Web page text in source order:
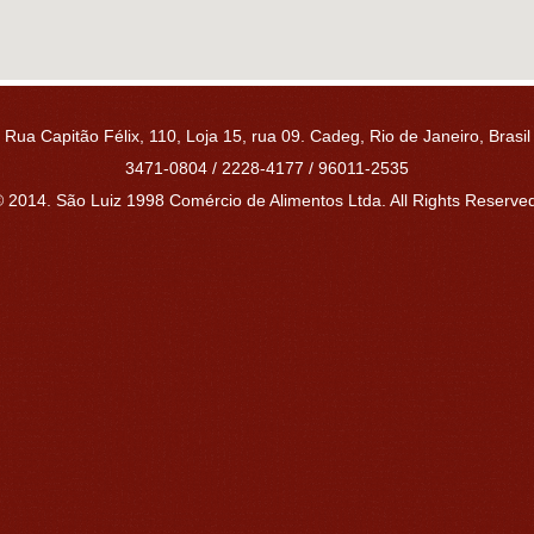
Rua Capitão Félix, 110, Loja 15, rua 09. Cadeg, Rio de Janeiro, Brasil
3471-0804 / 2228-4177 / 96011-2535
2014. São Luiz 1998 Comércio de Alimentos Ltda. All Rights